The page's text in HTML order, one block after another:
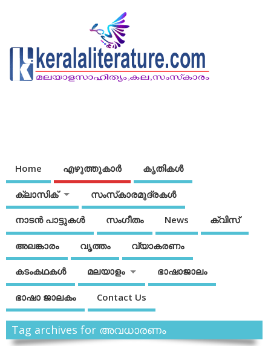
Home എഴുത്തുകാര്‍ കൃതികൾ
ക്ലാസിക് സംസ്‌കാരമുദ്രകള്‍
നാടന്‍ പാട്ടുകള്‍ സംഗീതം News ക്വിസ്
അലങ്കാരം വൃത്തം വ്യാകരണം
കടംകഥകള്‍ മലയാളം ഭാഷാജാലം
ഭാഷാ ജാലകം Contact Us
Tag archives for അവധാരണം